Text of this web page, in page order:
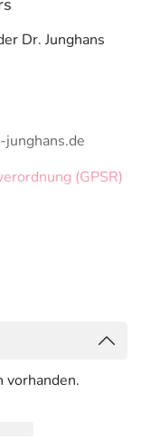
Dr. Junghans
(GPSR)
vorhanden.